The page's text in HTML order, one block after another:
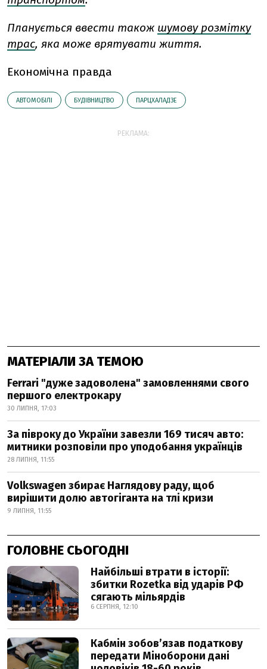
Планується ввести також шумову розмітку
трас, яка може врятувати життя.
Економічна правда
АВТОМОБІЛІ БУДІВНИЦТВО ПАРЦХАЛАДЗЕ
РЕКЛАМА:
МАТЕРІАЛИ ЗА ТЕМОЮ
Ferrari "дуже задоволена" замовленнями свого
першого електрокару
30 ЛИПНЯ, 17:03
За півроку до України завезли 169 тисяч авто:
митники розповіли про уподобання українців
28 ЛИПНЯ, 11:55
Volkswagen збирає Наглядову раду, щоб
вирішити долю автогіганта на тлі кризи
9 ЛИПНЯ, 11:55
ГОЛОВНЕ СЬОГОДНІ
Найбільші втрати в історії:
збитки Rozetka від ударів РФ
сягають мільярдів
6 СЕРПНЯ, 12:10
Кабмін зобовʼязав податкову
передати Міноборони дані